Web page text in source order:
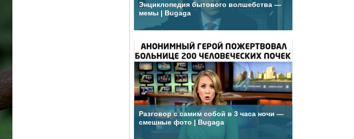
Энциклопедия бытового волшебства —
мемы | Bugaga
Разговор с самим собой в 3 часа ночи —
смешные фото | Bugaga